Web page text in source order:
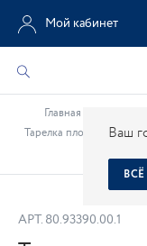
Ваш
Мой кабинет
Главная
Тарелка плоская 270
АРТ. 80.93390.00.1